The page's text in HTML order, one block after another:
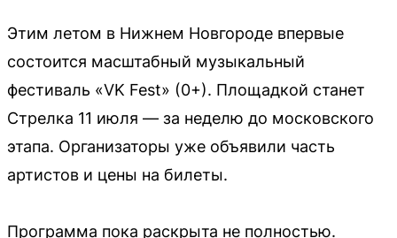
Этим летом в Нижнем Новгороде впервые
состоится масштабный музыкальный
фестиваль «VK Fest» (0+). Площадкой станет
Стрелка 11 июля — за неделю до московского
этапа. Организаторы уже объявили часть
артистов и цены на билеты.
Программа пока раскрыта не полностью.